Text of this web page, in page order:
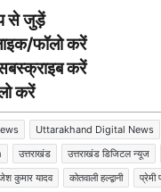
से जुड़ें
फॉलो करें
करें
करें
Uttarakhand Digital News
उत्तराखंड उत्तराखंड डिजिटल न्यूज
कुमार यादव कोतवाली हल्द्वानी
प्रेमी